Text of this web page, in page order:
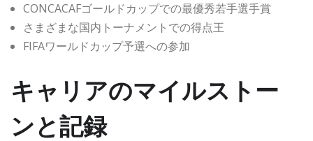
CONCACAFゴールドカップでの最優秀若手選手賞
さまざまな国内トーナメントでの得点王
FIFAワールドカップ予選への参加
キャリアのマイルストー
ンと記録